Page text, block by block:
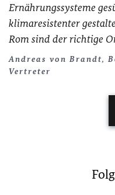
Ernährungssysteme
klimaresistenter
Rom sind der richtige
Andreas von Brandt,
Vertreter